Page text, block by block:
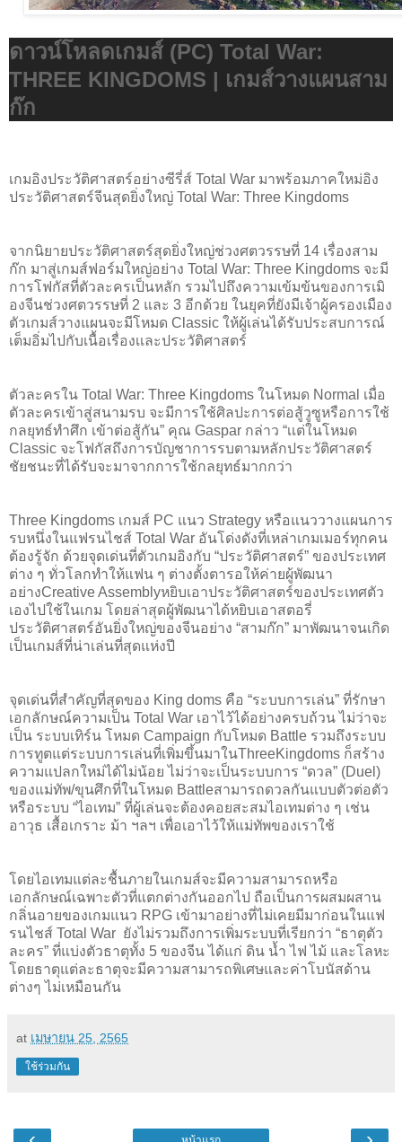
ดาวน์โหลดเกมส์ (PC) Total War:
THREE KINGDOMS | เกมส์วางแผนสาม
ก๊ก
เกมอิงประวัติศาสตร์อย่างซีรี่ส์ Total War มาพร้อมภาคใหม่อิง
ประวัติศาสตร์จีนสุดยิ่งใหญ่ Total War: Three Kingdoms
จากนิยายประวัติศาสตร์สุดยิ่งใหญ่ช่วงศตวรรษที่ 14 เรื่องสาม
ก๊ก มาสู่เกมส์ฟอร์มใหญ่อย่าง Total War: Three Kingdoms จะมี
การโฟกัสที่ตัวละครเป็นหลัก รวมไปถึงความเข้มข้นของการเมิ
องจีนช่วงศตวรรษที่ 2 และ 3 อีกด้วย ในยุคที่ยังมีเจ้าผู้ครองเมือง
ตัวเกมส์วางแผนจะมีโหมด Classic ให้ผู้เล่นได้รับประสบการณ์
เต็มอิ่มไปกับเนื้อเรื่องเเละประวัติศาสตร์
ตัวละครใน Total War: Three Kingdoms ในโหมด Normal เมื่อ
ตัวละครเข้าสู่สนามรบ จะมีการใช้ศิลปะการต่อสู้วูซูหรือการใช้
กลยุทธ์ทำศึก เข้าต่อสู้กัน” คุณ Gaspar กล่าว “เเต่ในโหมด
Classic จะโฟกัสถึงการบัญชาการรบตามหลักประวัติศาสตร์
ชัยชนะที่ได้รับจะมาจากการใช้กลยุทธ์มากกว่า
Three Kingdoms เกมส์ PC แนว Strategy หรือแนววางแผนการ
รบหนึ่งในแฟรนไชส์ Total War อันโด่งดังที่เหล่าเกมเมอร์ทุกคน
ต้องรู้จัก ด้วยจุดเด่นที่ตัวเกมอิงกับ “ประวัติศาสตร์” ของประเทศ
ต่าง ๆ ทั่วโลกทำให้แฟน ๆ ต่างตั้งตารอให้ค่ายผู้พัฒนา
อย่างCreative Assemblyหยิบเอาประวัติศาสตร์ของประเทศตัว
เองไปใช้ในเกม โดยล่าสุดผู้พัฒนาได้หยิบเอาสตอรี่
ประวัติศาสตร์อันยิ่งใหญ่ของจีนอย่าง “สามก๊ก” มาพัฒนาจนเกิด
เป็นเกมส์ที่น่าเล่นที่สุดแห่งปี
จุดเด่นที่สำคัญที่สุดของ King doms คือ “ระบบการเล่น” ที่รักษา
เอกลักษณ์ความเป็น Total War เอาไว้ได้อย่างครบถ้วน ไม่ว่าจะ
เป็น ระบบเทิร์น โหมด Campaign กับโหมด Battle รวมถึงระบบ
การทูตแต่ระบบการเล่นที่เพิ่มขึ้นมาในThreeKingdoms ก็สร้าง
ความแปลกใหม่ได้ไม่น้อย ไม่ว่าจะเป็นระบบการ “ดวล” (Duel)
ของแม่ทัพ/ขุนศึกที่ในโหมด Battleสามารถดวลกันแบบตัวต่อตัว
หรือระบบ “ไอเทม” ที่ผู้เล่นจะต้องคอยสะสมไอเทมต่าง ๆ เช่น
อาวุธ เสื้อเกราะ ม้า ฯลฯ เพื่อเอาไว้ให้แม่ทัพของเราใช้
โดยไอเทมแต่ละชื้นภายในเกมส์จะมีความสามารถหรือ
เอกลักษณ์เฉพาะตัวที่แตกต่างกันออกไป ถือเป็นการผสมผสาน
กลิ่นอายของเกมแนว RPG เข้ามาอย่างที่ไม่เคยมีมาก่อนในแฟ
รนไชส์ Total War ยังไม่รวมถึงการเพิ่มระบบที่เรียกว่า “ธาตุตัว
ละคร” ที่แบ่งตัวธาตุทั้ง 5 ของจีน ได้แก่ ดิน น้ำ ไฟ ไม้ และโลหะ
โดยธาตุแต่ละธาตุจะมีความสามารถพิเศษและค่าโบนัสด้าน
ต่างๆ ไม่เหมือนกัน
at เมษายน 25, 2565
ใช้ร่วมกัน